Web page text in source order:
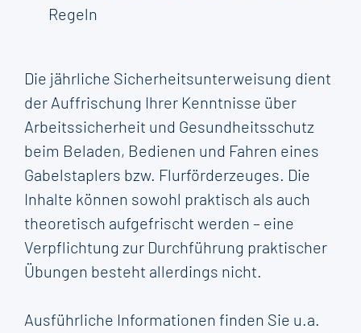
Regeln
Die jährliche Sicherheitsunterweisung dient
der Auffrischung Ihrer Kenntnisse über
Arbeitssicherheit und Gesundheitsschutz
beim Beladen, Bedienen und Fahren eines
Gabelstaplers bzw. Flurförderzeuges. Die
Inhalte können sowohl praktisch als auch
theoretisch aufgefrischt werden – eine
Verpflichtung zur Durchführung praktischer
Übungen besteht allerdings nicht.
Ausführliche Informationen finden Sie u.a.